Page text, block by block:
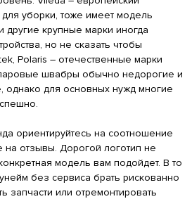
уборки, тоже имеет модель
крупные марки иногда
но не сказать чтобы
Polaris – отечественные марки
швабры обычно недорогие и
однако для основных нужд многие
ориентируйтесь на соотношение
на отзывы. Дорогой логотип не
модель вам подойдет. В то
без сервиса брать рискованно
запчасти или отремонтировать